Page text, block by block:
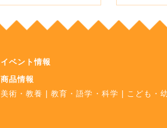
イベント情報
商品情報
美術・教養
|教育・語学・科学 こども・